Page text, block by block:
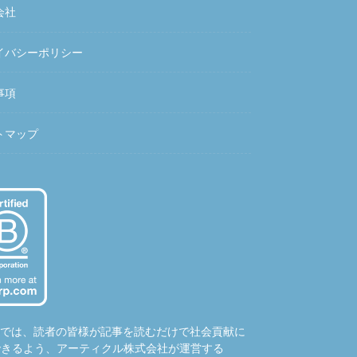
社
バシーポリシー
項
マップ
は、読者の皆様が記事を読むだけで社会貢献に
るよう、アーティクル株式会社が運営する